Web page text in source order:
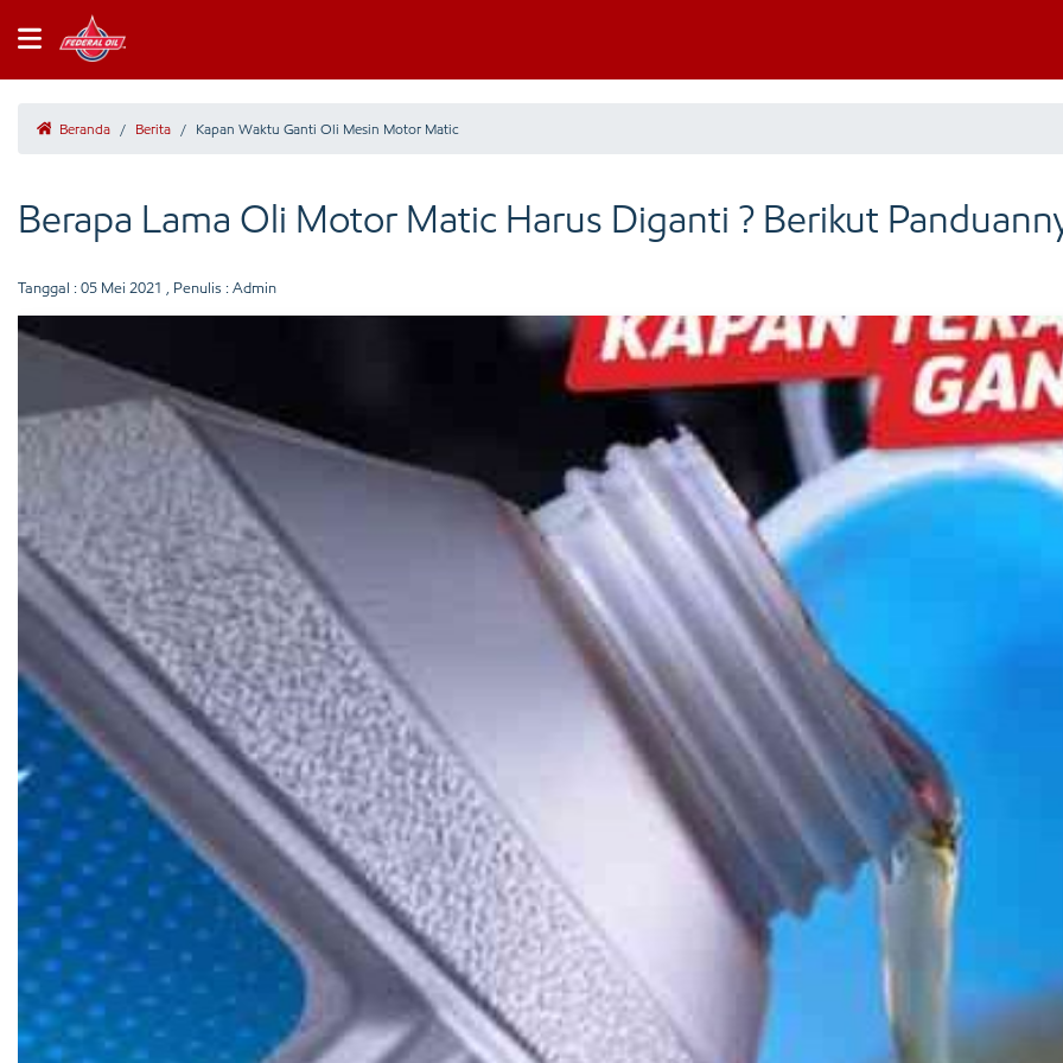
Beranda / Berita / Kapan Waktu Ganti Oli Mesin Motor Matic
Berapa Lama Oli Motor Matic Harus Diganti ? Berikut
Tanggal : 05 Mei 2021 , Penulis : Admin